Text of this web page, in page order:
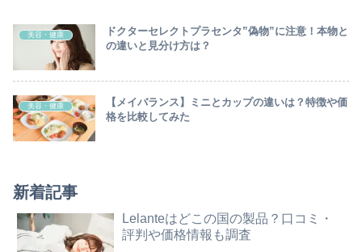
美容・健康
ドクターセレクトプラセンタ”偽物”に注意！本物と
の違いと見分け方は？
美容・健康
【メイバランス】ミニとカップの違いは？特徴や価
格を比較してみた
新着記事
Lelanteはどこの国の製品？口コミ・
評判や価格情報も調査